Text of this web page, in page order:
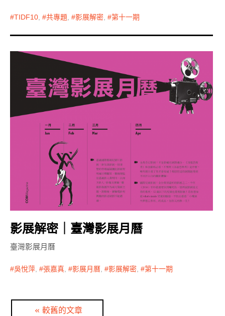
TIDF10 , 共專題 , 影展解密 , 第十一期
影展解密｜臺灣影展月曆
臺灣影展月曆
吳悅萍, 張嘉真, 影展月曆, 影展解密, 第十一期
較舊的文章